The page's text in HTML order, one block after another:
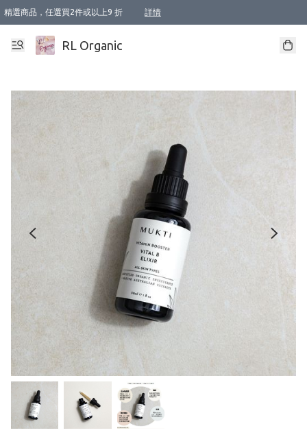
精選商品，任選買2件或以上9 折 詳情
XI周年優惠【新品自由選2件88折/3件85折】
XI周年優惠【Chakra 脈輪平衡自由選2件9折/3件85折/5件8折】
Florame 肌底自由選 2支9折 3支85折
XI周年優惠【蟲蟲退散 · 防衛結界﹞系列2件9折】
Sunki 任選2件95折
BIOFFICINA TOSCANA 任選2支9折 3支85折
Lamav 任選1件9折 2件85折
Mukti Organics 指定產品任選1件9折, 2件88折 3件85折
Intelligent Nutrients Skincare 任選2件9折
deodorant 任選2件88折
化妝品 任選2件95折
XI周年優惠【身心靈單品 任選2件9折/3件85折/5件8折】
XI周年優惠 【精油/香水 任選2件9折/3件85折/5件8折】
XI周年優惠【「關節到肌膚」全效養護 BODY OIL 組2件88折/3件85折】
XI周年優惠【夏日有機物理防曬套裝2件88折】
XI周年優惠【夏日潔面隨意選2件88折/3件85折】
XI周年優惠【逆齡奇蹟抗氧 11 自由選2件88折/3件85折/4件或以上8折】
新會員首次購物即享全單 95 折優惠！
成為VIP / VVIP 可享有生日月現金扣減獎賞優惠 !! 記得去賬户資料填上生日日期啦 !
選用順豐速運，滿$500 免運費
本地速遞 京東 送住宅/ 工商地址 $400 免運費
澳門訂單選用順豐速運，滿$800 免運費
RL Organic